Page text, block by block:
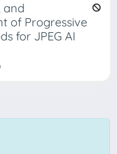
and
of Progressive
for JPEG AI